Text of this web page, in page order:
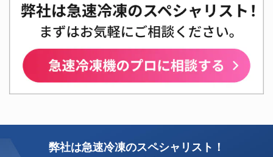
弊社は急速冷凍のスペシャリスト！